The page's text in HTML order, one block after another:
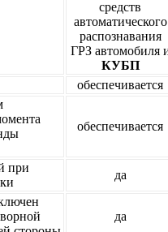
средств
автоматического
распознавания
ГРЗ автомобиля
КУБП
обеспечивается
обеспечивается
при
да
да